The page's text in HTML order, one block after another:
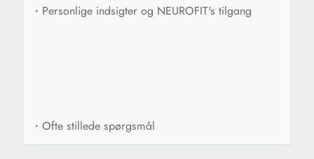
• Personlige indsigter og NEUROFIT's tilgang
• Ofte stillede spørgsmål